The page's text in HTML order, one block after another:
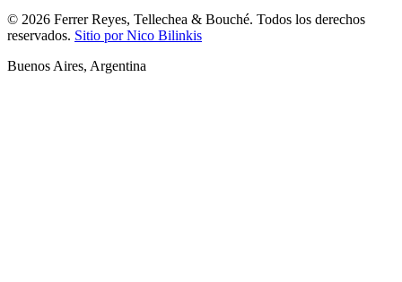
© 2026 Ferrer Reyes, Tellechea & Bouché. Todos los derechos
reservados. Sitio por Nico Bilinkis
Buenos Aires, Argentina